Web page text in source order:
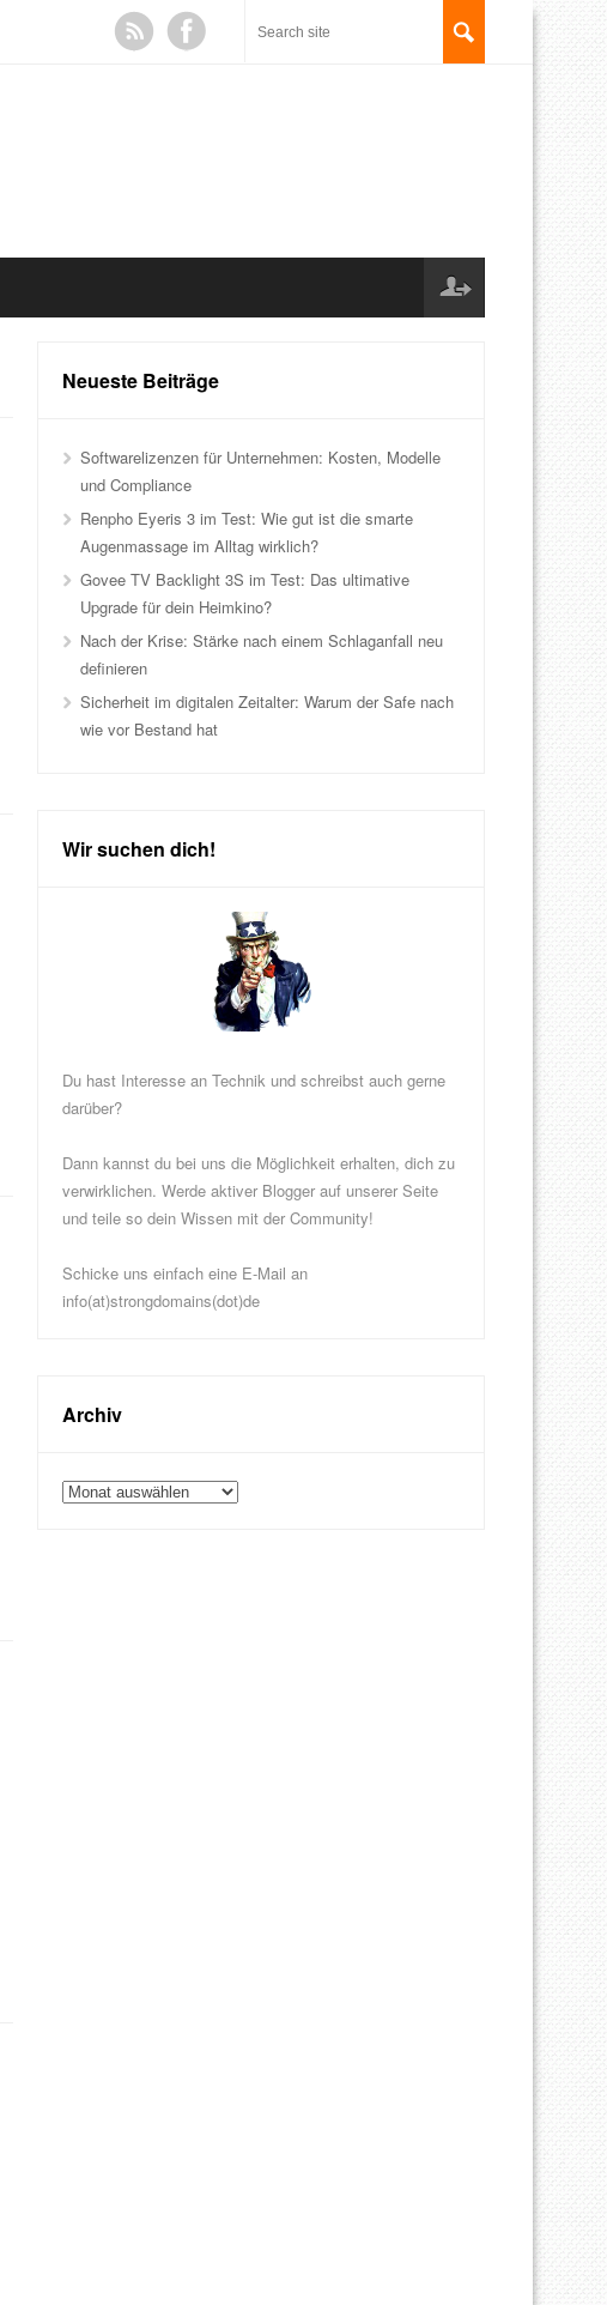
Neueste Beiträge
Softwarelizenzen für Unternehmen: Kosten, Modelle
und Compliance
Renpho Eyeris 3 im Test: Wie gut ist die smarte
Augenmassage im Alltag wirklich?
Govee TV Backlight 3S im Test: Das ultimative
Upgrade für dein Heimkino?
Nach der Krise: Stärke nach einem Schlaganfall neu
definieren
Sicherheit im digitalen Zeitalter: Warum der Safe nach
wie vor Bestand hat
Wir suchen dich!
Du hast Interesse an Technik und schreibst auch gerne
darüber?
Dann kannst du bei uns die Möglichkeit erhalten, dich zu
verwirklichen. Werde aktiver Blogger auf unserer Seite
und teile so dein Wissen mit der Community!
Schicke uns einfach eine E-Mail an
info(at)strongdomains(dot)de
Archiv
Archiv